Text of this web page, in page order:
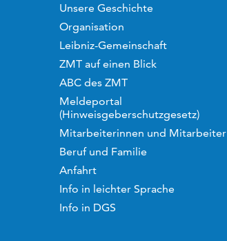
Unsere Geschichte
Organisation
Leibniz-Gemeinschaft
ZMT auf einen Blick
ABC des ZMT
Meldeportal
(Hinweisgeberschutzgesetz)
Mitarbeiterinnen und Mitarbeiter
Beruf und Familie
Anfahrt
Info in leichter Sprache
Info in DGS